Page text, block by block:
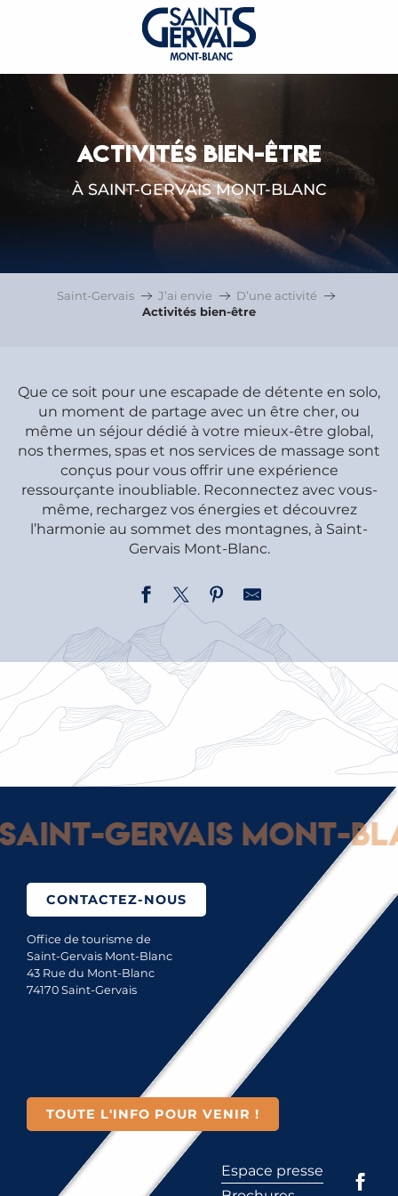
ACTIVITÉS BIEN-ÊTRE
À SAINT-GERVAIS MONT-BLANC
Saint-Gervais J’ai envie
D’une activité
Activités bien-être
Que ce soit pour une escapade de détente en solo,
un moment de partage avec un être cher, ou
même un séjour dédié à votre mieux-être global,
nos thermes, spas et nos services de massage sont
conçus pour vous offrir une expérience
ressourçante inoubliable. Reconnectez avec vous-
même, rechargez vos énergies et découvrez
l’harmonie au sommet des montagnes, à Saint-
Gervais Mont-Blanc.
LES SPAS
Gervais Mont-
CONTACTEZ-NOUS
Office de tourisme de
Saint-Gervais Mont-Blanc
43 Rue du Mont-Blanc
74170 Saint-Gervais
TOUTE L'INFO POUR VENIR !
Espace presse